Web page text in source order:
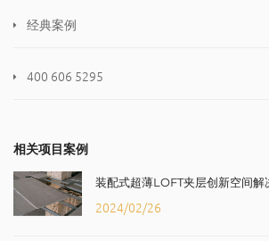
经典案例
400 606 5295
相关项目案例
装配式超薄LOFT夹层创新空间解
2024/02/26